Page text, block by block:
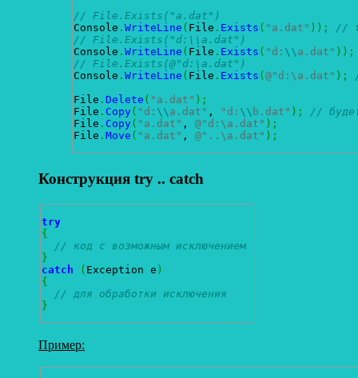
// File.Exists("a.dat")
Console . WriteLine ( File . Exists ( "a.dat" ) ) ;
//
// File.Exists("d:\\a.dat")
Console . WriteLine ( File . Exists ( "d: \\ a.dat" ) ) ;
// File.Exists(@"d:\a.dat")
Console . WriteLine ( File . Exists ( @"d:\a.dat" ) ;
File . Delete ( "a.dat" ) ;
File . Copy( "d: \\ a.dat" , "d: \\ b.dat" ) ;
//
File . Copy( "a.dat" , @"d:\a.dat" ) ;
File . Move ( "a.dat" , @"..\a.dat" ) ;
Конструкция try .. catch
try
{
// код с возможным исключением
}
catch
( Exception e )
{
// для обработки исключения
}
Пример: